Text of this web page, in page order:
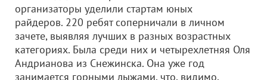
организаторы уделили стартам юных
райдеров. 220 ребят соперничали в личном
зачете, выявляя лучших в разных возрастных
категориях. Была среди них и четырехлетняя Оля
Андрианова из Снежинска. Она уже год
занимается горными лыжами, что, видимо,